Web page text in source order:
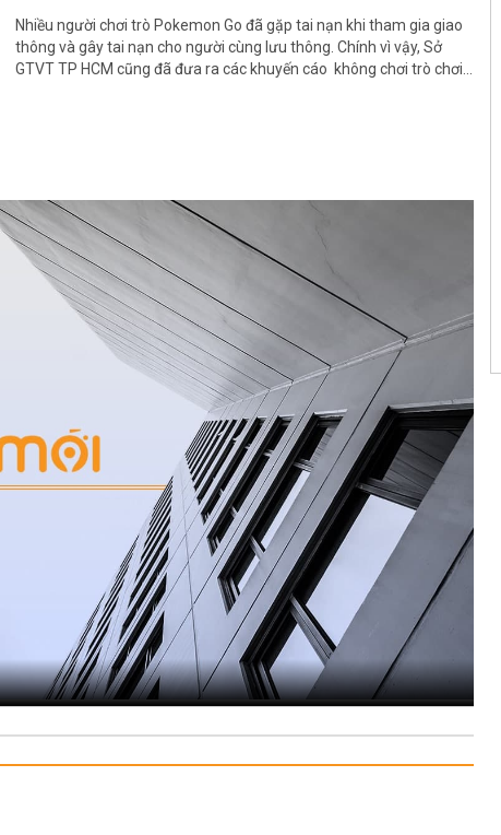
Nhiều người chơi trò Pokemon Go đã gặp tai nạn khi tham gia giao
thông và gây tai nạn cho người cùng lưu thông. Chính vì vậy, Sở
GTVT TP HCM cũng đã đưa ra các khuyến cáo không chơi trò chơi...